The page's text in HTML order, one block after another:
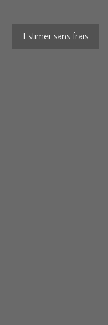
Estimer sans frais